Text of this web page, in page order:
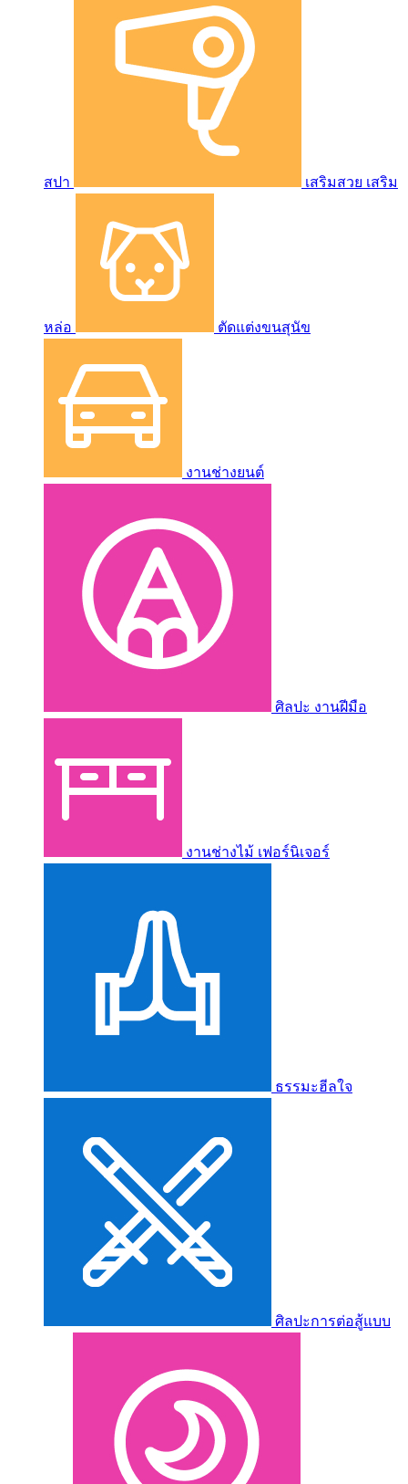
สปา เสริมสวย เสริม
หล่อ ตัดแต่งขนสุนัข
งานช่างยนต์
ศิลปะ งานฝีมือ
งานช่างไม้ เฟอร์นิเจอร์
ธรรมะฮีลใจ
ศิลปะการต่อสู้แบบ